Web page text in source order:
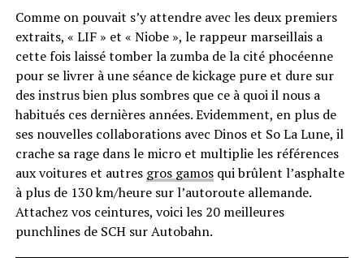
Comme on pouvait s’y attendre avec les deux premiers
extraits, « LIF » et « Niobe », le rappeur marseillais a
cette fois laissé tomber la zumba de la cité phocéenne
pour se livrer à une séance de kickage pure et dure sur
des instrus bien plus sombres que ce à quoi il nous a
habitués ces dernières années. Evidemment, en plus de
ses nouvelles collaborations avec Dinos et So La Lune, il
crache sa rage dans le micro et multiplie les références
aux voitures et autres gros gamosqui brûlent l’asphalte
à plus de 130 km/heure sur l’autoroute allemande.
Attachez vos ceintures, voici les 20 meilleures
punchlines de SCH sur Autobahn.